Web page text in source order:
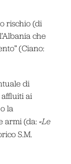
rischio (di
che
(Ciano:
di
affluiti ai
la
armi (da: «Le
S.M.